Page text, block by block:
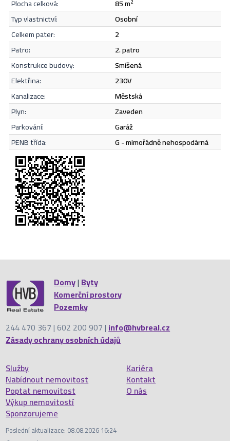
plocha celková: 85 m
typ vlastnictví:
osobní
celkem pater:
2
patro:
2. patro
konstrukce budovy:
smíšená
elektřina:
230V
kanalizace:
městská
plyn:
zaveden
parkování:
garáž
PENB třída:
G - mimořádně nehospodárná
Domy|Byty
Komerční prostory
Pozemky
244 470 367 | 602 200 907 |info@hvbreal.cz
Zásady ochrany osobních údajů
Služby
Nabídnout nemovitost
Poptat nemovitost
Výkup nemovitostí
Sponzorujeme
Kariéra
Kontakt
O nás
Poslední aktualizace: 08.08.2026 16:24